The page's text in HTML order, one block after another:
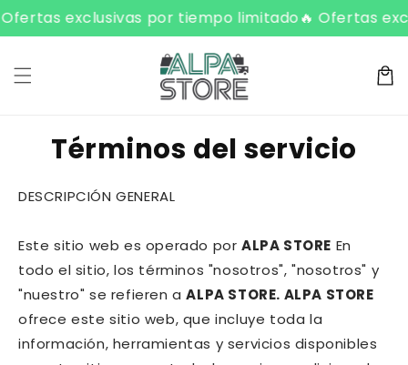
ament
e al
nido
exclusivas por tiempo limitado🔥 Ofertas
C
rr
Términos del servicio
DESCRIPCIÓN GENERAL
Este sitio web es operado por ALPA STORE En
todo el sitio, los términos "nosotros", "nosotros" y
"nuestro" se refieren aALPA STORE. ALPA STORE
ofrece este sitio web, que incluye toda la
información, herramientas y servicios disponibles